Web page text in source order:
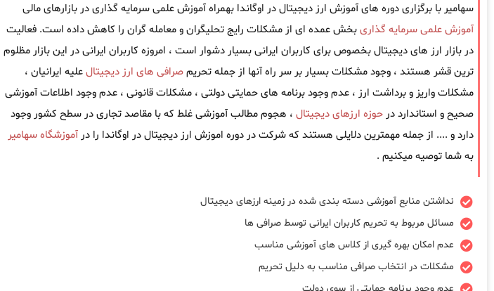
سهامیر با برگزاری دوره های آموزش ارز دیجیتال در اوگاندا بهمراه آموزش علمی سرمایه گذاری در بازارهای مالی
آموزش علمی سرمایه گذاریبخش عمده ای از مشکلات رایج تحلیگران و معامله گران را کاهش داده است. فعالیت
در بازار ارز های دیجیتال بخصوص برای کاربران ایرانی بسیار دشوار است ، امروزه کاربران ایرانی در این بازار مظلوم
ترین قشر هستند ، وجود مشکلات بسیار بر سر راه آنها از جمله تحریمصرافی های ارز دیجیتالعلیه ایرانیان ،
مشکلات واریز و برداشت ارز ، عدم وجود برنامه های حمایتی دولتی ، مشکلات قانونی ، عدم وجود اطلاعات آموزشی
صحیح و استاندارد در حوزه ارزهای دیجیتال ، هجوم مطالب آموزشی غلط که با مقاصد تجاری در سطح کشور وجود
دارد و .... از جمله مهمترین دلایلی هستند که شرکت در دوره اموزش ارز دیجیتال در اوگاندا را در آموزشگاه سهامیر
به شما توصیه میکنیم .
نداشتن منابع آموزشی دسته بندی شده در زمینه ارزهای دیجیتال
مسائل مربوط به تحریم کاربران ایرانی توسط صرافی ها
عدم امکان بهره گیری از کلاس های آموزشی مناسب
مشکلات در انتخاب صرافی مناسب به دلیل تحریم